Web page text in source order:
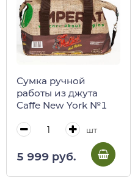
Сумка ручной
работы из джута
Caffe New York №1
шт
5 999 руб.